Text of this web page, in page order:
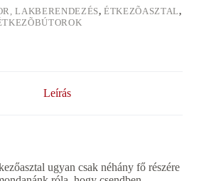
LAKBERENDEZÉS,ÉTKEZÕASZTAL,
Leírás
ugyan csak néhány fő részére